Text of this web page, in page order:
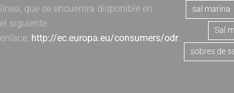
línea, que se encuentra disponible en
el siguiente
enlace: http://ec.europa.eu/consumers/odr
sal marina
Sal
sobres de